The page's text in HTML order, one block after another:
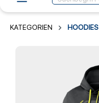
KATEGORIEN HOODIES